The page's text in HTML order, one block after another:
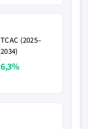
TCAC (2025–
2034)
6,3%